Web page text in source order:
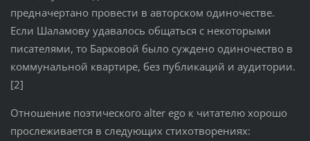
предначертано провести в авторском одиночестве.
Если Шаламову удавалось общаться с некоторыми
писателями, то Барковой было суждено одиночество в
коммунальной квартире, без публикаций и аудитории.
[2]
Отношение поэтического alter ego к читателю хорошо
прослеживается в следующих стихотворениях: